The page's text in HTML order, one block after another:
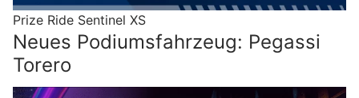
Prize Ride Sentinel XS
Neues Podiumsfahrzeug: Pegassi
Torero